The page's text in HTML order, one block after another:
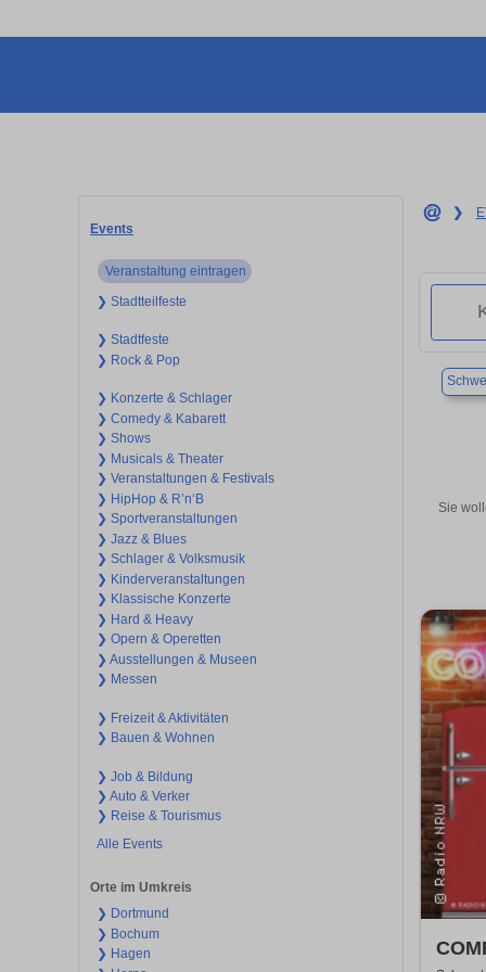
Events
Veranstaltung eintragen
❯ Stadtteilfeste
❯ Stadtfeste
❯ Rock & Pop
❯ Konzerte & Schlager
❯ Comedy & Kabarett
❯ Shows
❯ Musicals & Theater
❯ Veranstaltungen & Festivals
❯ HipHop & R’n‘B
❯ Sportveranstaltungen
❯ Jazz & Blues
❯ Schlager & Volksmusik
❯ Kinderveranstaltungen
❯ Klassische Konzerte
❯ Hard & Heavy
❯ Opern & Operetten
❯ Ausstellungen & Museen
❯ Messen
❯ Freizeit & Aktivitäten
❯ Bauen & Wohnen
❯ Job & Bildung
❯ Auto & Verker
❯ Reise & Tourismus
Alle Events
Orte im Umkreis
❯ Dortmund
❯ Bochum
❯ Hagen
❯
Sie